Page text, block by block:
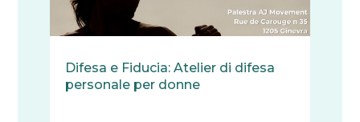
Difesa e Fiducia: Atelier di difesa
personale per donne